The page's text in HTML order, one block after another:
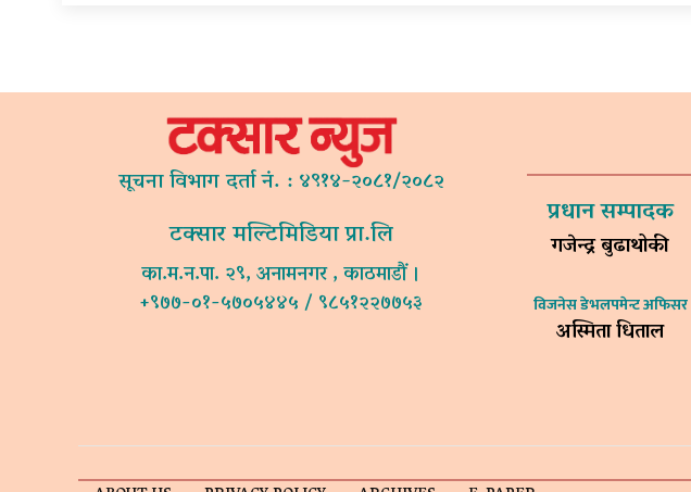
सूचना विभाग दर्ता नं. : ४९१४-२०८१/२०८२
टक्सार मल्टिमिडिया प्रा.लि
का.म.न.पा. २९, अनामनगर , काठमाडौं ।
+९७७-०१-५७०५४४५ / ९८५१२२७७५३
प्रधान सम्पादक
गजेन्द्र बुढाथोकी
विजनेस डेभलपमेन्ट अफिसर
अस्मिता धिताल